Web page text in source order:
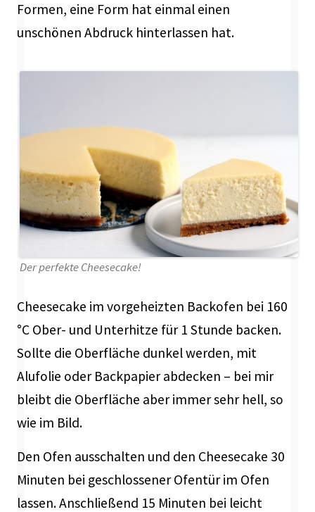
Formen, eine Form hat einmal einen
unschönen Abdruck hinterlassen hat.
Der perfekte Cheesecake!
Cheesecake im vorgeheizten Backofen bei 160
°C Ober- und Unterhitze für 1 Stunde backen.
Sollte die Oberfläche dunkel werden, mit
Alufolie oder Backpapier abdecken – bei mir
bleibt die Oberfläche aber immer sehr hell, so
wie im Bild.
Den Ofen ausschalten und den Cheesecake 30
Minuten bei geschlossener Ofentür im Ofen
lassen. Anschließend 15 Minuten bei leicht